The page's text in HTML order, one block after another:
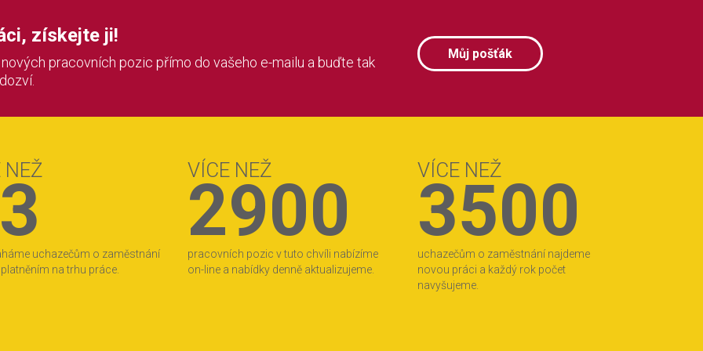
získejte ji!
pracovních pozic přímo do vašeho e-mailu a buďte tak
Můj pošťák
NEŽ
uchazečům o zaměstnání
na trhu práce.
VÍCE NEŽ
2900
pracovních pozic v tuto chvíli nabízíme
on-line a nabídky denně aktualizujeme.
VÍCE NEŽ
3500
uchazečům o zaměstnání najdeme
novou práci a každý rok počet
navyšujeme.